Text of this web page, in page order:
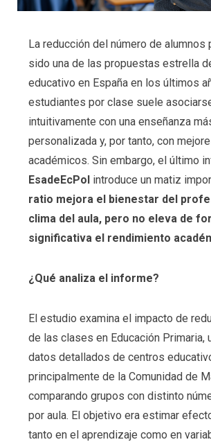
La reducción del número de alumnos
sido una de las propuestas estrella
educativo en España en los últimos
estudiantes por clase suele
intuitivamente con una enseñanza
personalizada y, por tanto, con
académicos. Sin embargo, el último
EsadeEcPol introduce un matiz
ratio mejora el bienestar del
clima del aula, pero no eleva de
significativa el rendimiento
¿Qué analiza el informe?
El estudio examina el impacto de
de las clases en Educación Primaria,
datos detallados de centros
principalmente de la Comunidad de
comparando grupos con distinto
por aula. El objetivo era estimar
tanto en el aprendizaje como en